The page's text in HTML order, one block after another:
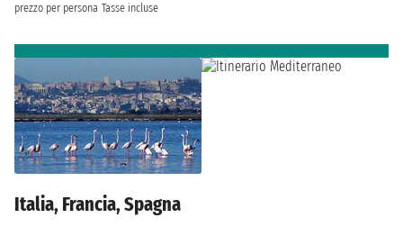
prezzo per persona Tasse incluse
Italia, Francia, Spagna